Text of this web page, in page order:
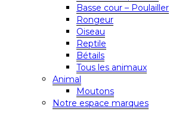
Basse cour – Poulailler
Rongeur
Oiseau
Reptile
Bétails
Tous les animaux
Animal
Moutons
Notre espace marques